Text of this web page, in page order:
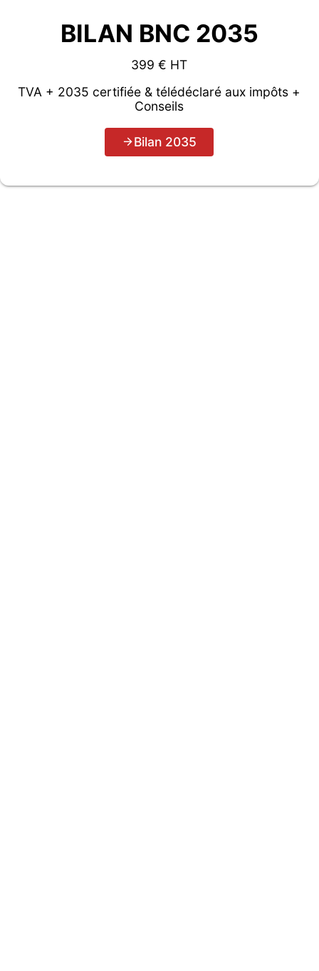
BILAN BNC 2035
399 € HT
TVA + 2035 certifiée & télédéclaré aux impôts +
Conseils
Bilan 2035